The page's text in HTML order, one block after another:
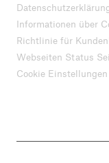
Informationen über
Richtlinie für
Webseiten Status
Cookie Einstellungen